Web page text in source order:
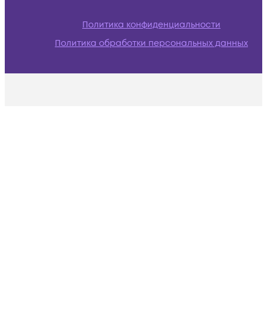
Политика конфиденциальности
Политика обработки персональных данных